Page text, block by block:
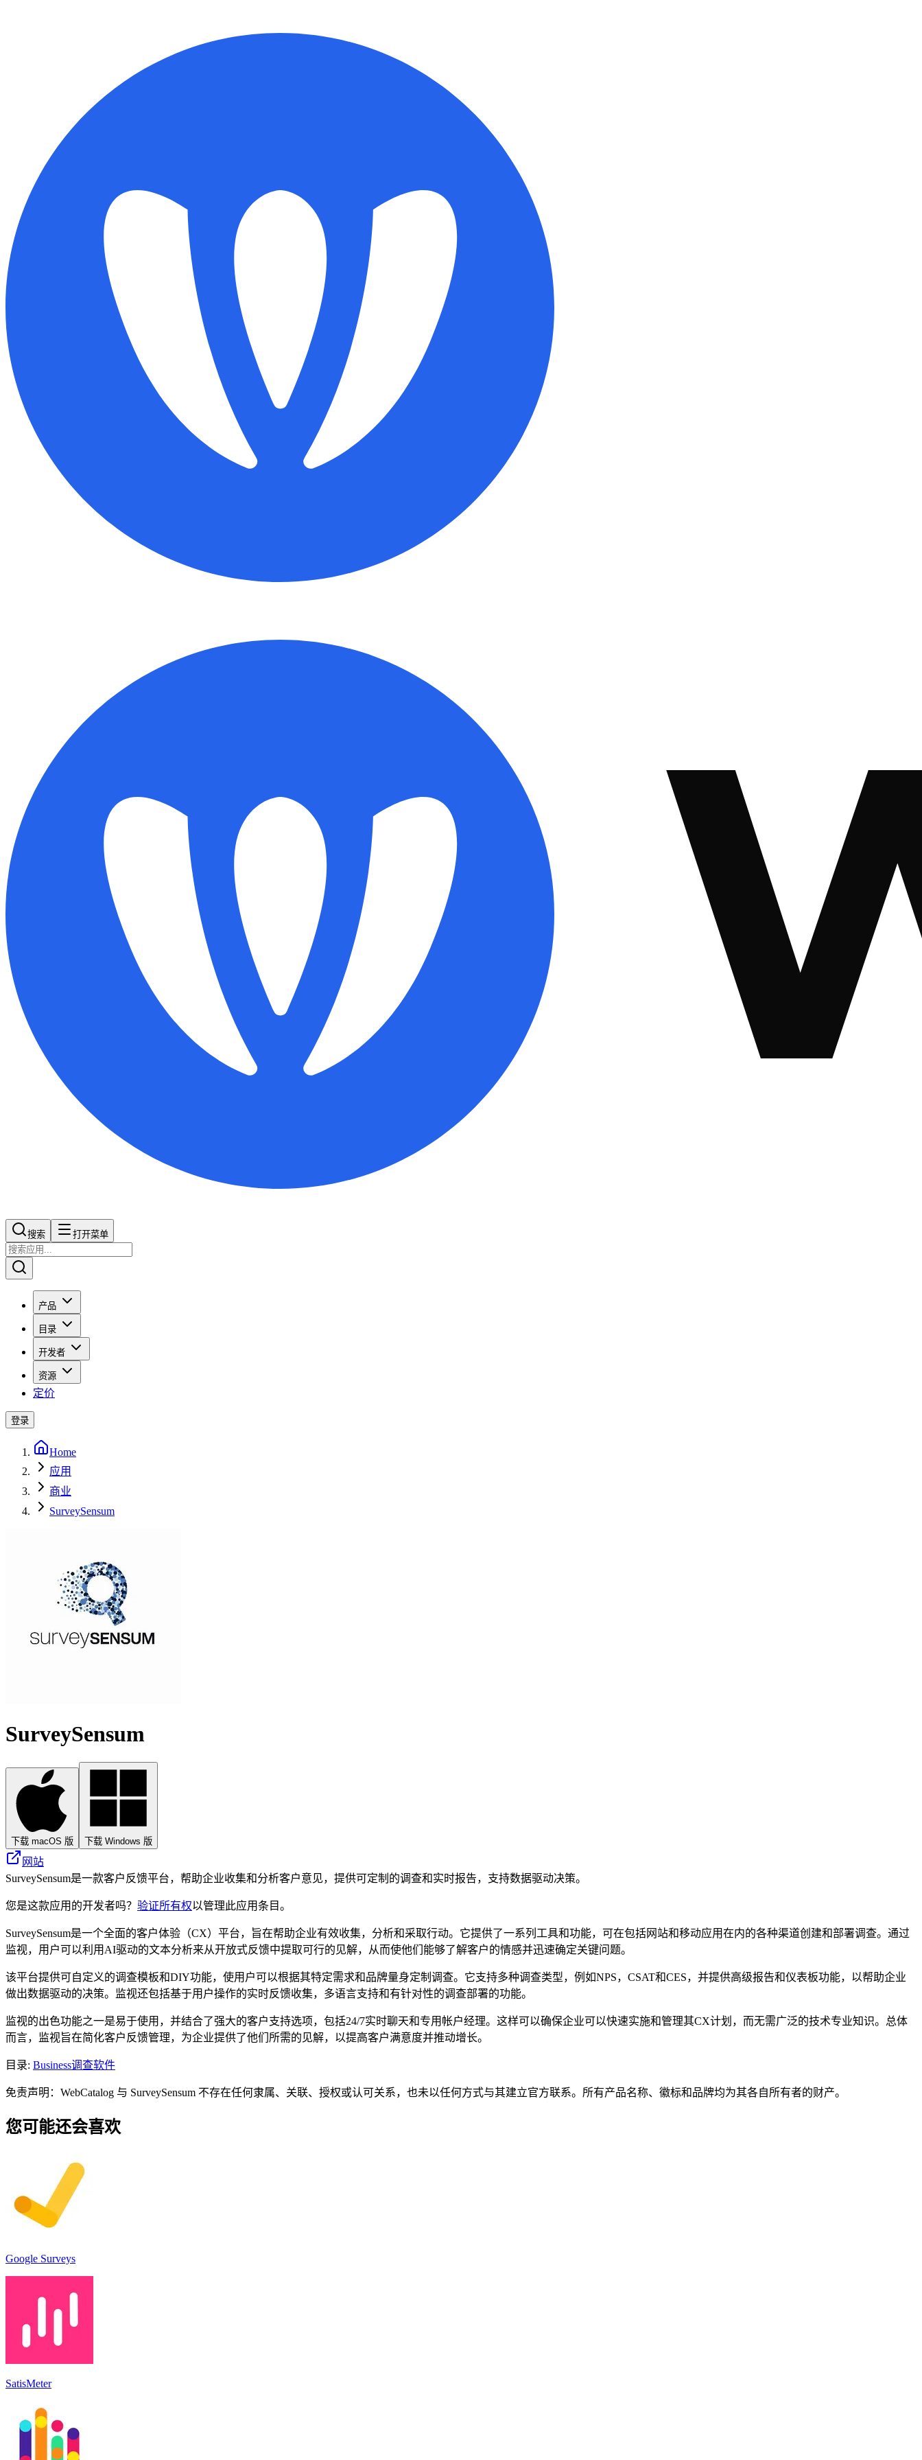
搜索​​​​ 打开菜单
产品
目录
开发者
资源
定价
登录
Home
应用
商业
SurveySensum
SurveySensum
下载 macOS 版 下载 Windows 版
网站
SurveySensum是一款客户反馈平台，帮助企业收集和分析客户意见，提供可定制的调查和实时报告，支持数据驱动决策。
您是这款应用的开发者吗？ 验证所有权以管理此应用条目。
SurveySensum是一个全面的客户体验（CX）平台，旨在帮助企业有效收集，分析和采取行动。它提供了一系列工具和功能，可在包括网站和移动应用在内的各种渠道创建和部署调查。通过
监视，用户可以利用AI驱动的文本分析来从开放式反馈中提取可行的见解，从而使他们能够了解客户的情感并迅速确定关键问题。
该平台提供可自定义的调查模板和DIY功能，使用户可以根据其特定需求和品牌量身定制调查。它支持多种调查类型，例如NPS，CSAT和CES，并提供高级报告和仪表板功能，以帮助企业
做出数据驱动的决策。监视还包括基于用户操作的实时反馈收集，多语言支持和有针对性的调查部署的功能。
监视的出色功能之一是易于使用，并结合了强大的客户支持选项，包括24/7实时聊天和专用帐户经理。这样可以确保企业可以快速实施和管理其CX计划，而无需广泛的技术专业知识。总体
而言，监视旨在简化客户反馈管理，为企业提供了他们所需的见解，以提高客户满意度并推动增长。
目录: Business调查软件
免责声明：WebCatalog 与 SurveySensum 不存在任何隶属、关联、授权或认可关系，也未以任何方式与其建立官方联系。所有产品名称、徽标和品牌均为其各自所有者的财产。
您可能还会喜欢
Google Surveys
SatisMeter